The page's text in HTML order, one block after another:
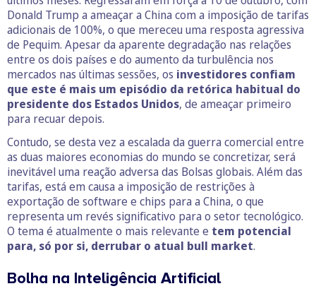
Donald Trump a ameaçar a China com a imposição de tarifas
adicionais de 100%, o que mereceu uma resposta agressiva
de Pequim. Apesar da aparente degradação nas relações
entre os dois países e do aumento da turbulência nos
mercados nas últimas sessões, os investidores confiam
que este é mais um episódio da retórica habitual do
presidente dos Estados Unidos, de ameaçar primeiro
para recuar depois.
Contudo, se desta vez a escalada da guerra comercial entre
as duas maiores economias do mundo se concretizar, será
inevitável uma reação adversa das Bolsas globais. Além das
tarifas, está em causa a imposição de restrições à
exportação de software e chips para a China, o que
representa um revés significativo para o setor tecnológico.
O tema é atualmente o mais relevante e tem potencial
para, só por si, derrubar o atual bull market.
Bolha na Inteligência Artificial